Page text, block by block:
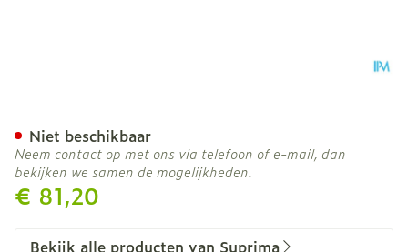
€ 81,20
Niet beschikbaar
Neem contact op met ons via telefoon of e-mail, dan
bekijken we samen de mogelijkheden.
Bekijk alle producten van Suprima